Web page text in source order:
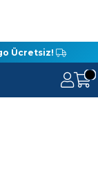
Ücretsiz!